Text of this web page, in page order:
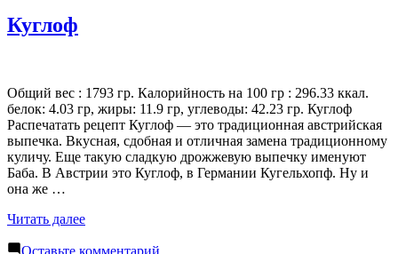
Куглоф
Общий вес : 1793 гр. Калорийность на 100 гр : 296.33 ккал.
белок: 4.03 гр, жиры: 11.9 гр, углеводы: 42.23 гр. Куглоф
Распечатать рецепт Куглоф — это традиционная австрийская
выпечка. Вкусная, сдобная и отличная замена традиционному
куличу. Еще такую сладкую дрожжевую выпечку именуют
Баба. В Австрии это Куглоф, в Германии Кугельхопф. Ну и
она же …
Читать далее«Куглоф»